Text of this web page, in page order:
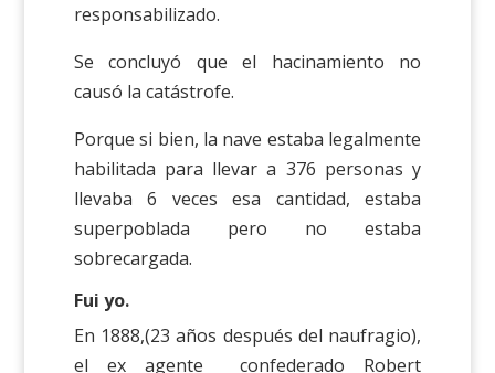
responsabilizado.
Se concluyó que el hacinamiento no
causó la catástrofe.
Porque si bien, la nave estaba legalmente
habilitada para llevar a 376 personas y
llevaba 6 veces esa cantidad, estaba
superpoblada pero no estaba
sobrecargada.
Fui yo.
En 1888,(23 años después del naufragio),
el ex agente confederado Robert